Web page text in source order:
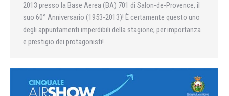
2013 presso la Base Aerea (BA) 701 di Salon-de-Provence, il
suo 60° Anniversario (1953-2013)! È certamente questo uno
degli appuntamenti imperdibili della stagione; per importanza
e prestigio dei protagonisti!